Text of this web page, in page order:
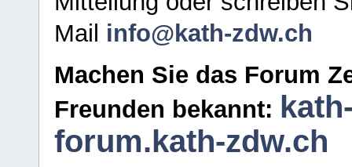
Mail info@kath-zdw.ch
Machen Sie das Forum
Freunden bekannt:
forum.kath-zdw.ch